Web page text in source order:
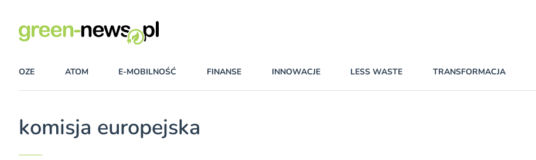
OZE ATOM E-MOBILNOŚĆ FINANSE INNOWACJE LESS WASTE TRANSFORMACJA
komisja europejska